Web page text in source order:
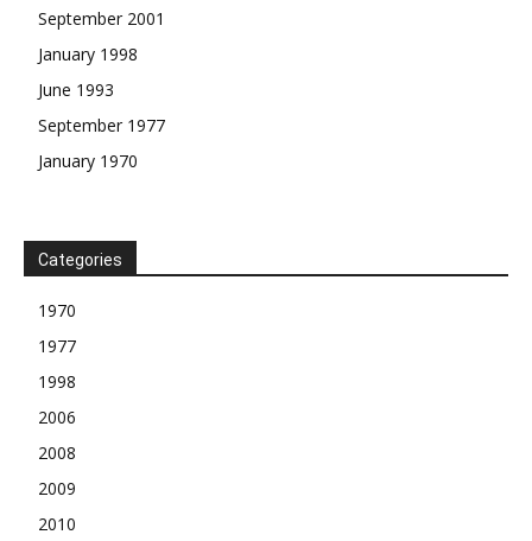
September 2001
January 1998
June 1993
September 1977
January 1970
Categories
1970
1977
1998
2006
2008
2009
2010